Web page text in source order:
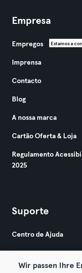
Empresa
Empregos Estamos a
Imprensa
Contacto
Blog
A nossa marca
Cartão Oferta & Loja
Regulamento
2025
Suporte
Centro de Ajuda
Wir passen Ihre